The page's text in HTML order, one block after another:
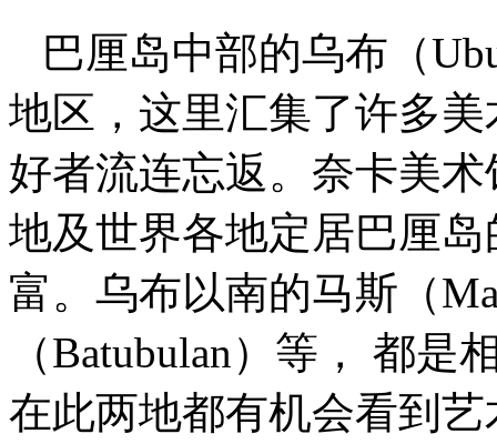
巴厘岛中部的乌布（
地区，这里汇集了许多
好者流连忘返。奈卡美术
地及世界各地定居巴厘
富。乌布以南的马斯（
（Batubulan）等， 都
在此两地都有机会看到